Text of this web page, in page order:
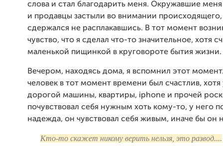
слова и стал благодарить меня. Окружавшие
и продавцы застыли во внимании происходящего,
сдержался не расплакавшись. В тот момент
чувство, что я сделал что-то значительное, хотя
маленькой пищинкой в круговороте бытия жизни.
Вечером, находясь дома, я вспомнил этот
человек в тот момент времени был счастлив,
дорогой машины, квартиры, iphone и прочей
почувствовал себя нужным хоть кому-то, у него
надежда, он чувствовал себя живым, иначе бы он
Кто-то скажет никому верить нельзя, это развод....